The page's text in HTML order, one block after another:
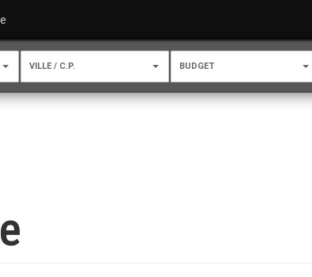
VILLE / C.P. BUDGET